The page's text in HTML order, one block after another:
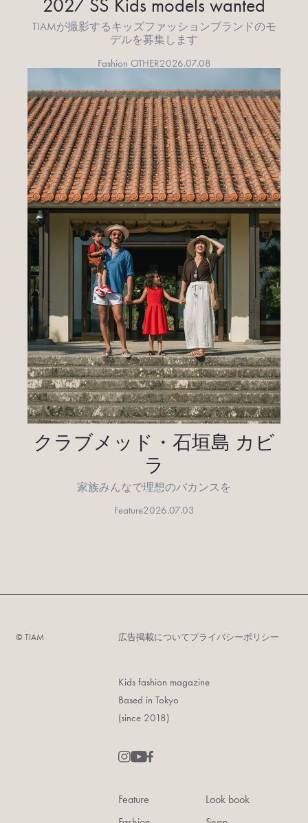
2027 SS Kids models wanted
TIAMが撮影するキッズファッションブランドのモ
デルを募集します
Fashion OTHER2026.07.08
クラブメッド・石垣島 カビ
ラ
家族みんなで理想のバカンスを
Feature2026.07.03
©︎ TIAM 広告掲載についてプライバシーポリシー
Kids fashion magazine
Based in Tokyo
(since 2018)
Feature
Look book